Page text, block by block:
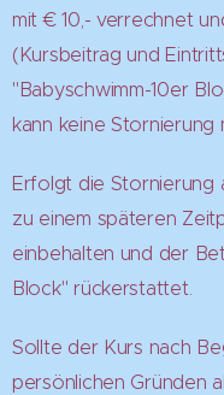
mit € 10,- verrechnet
(Kursbeitrag und
"Babyschwimm-10er
kann keine Stornierung
Erfolgt die Stornierung
zu einem späteren
einbehalten und der
Block" rückerstattet.
Sollte der Kurs nach
persönlichen Gründen